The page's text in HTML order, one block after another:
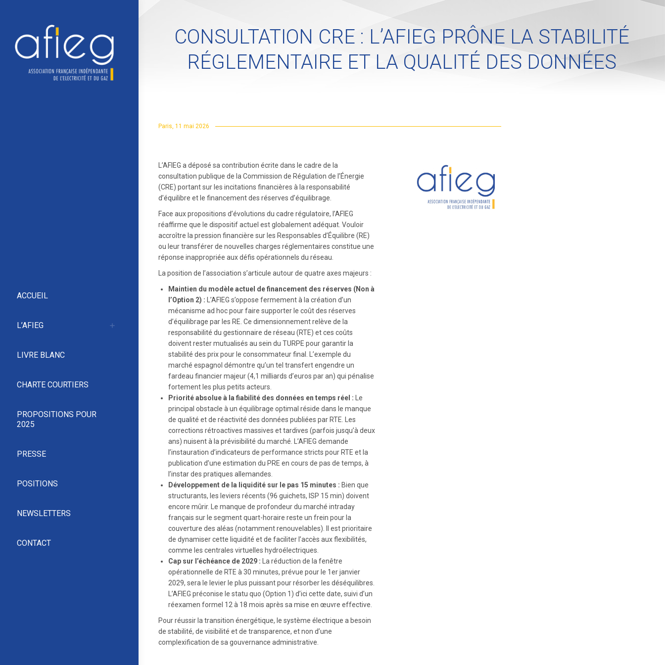
ACCUEIL
L’AFIEG
LIVRE BLANC
CHARTE COURTIERS
PROPOSITIONS POUR
2025
PRESSE
POSITIONS
NEWSLETTERS
CONTACT
CONSULTATION CRE : L’AFIEG PRÔNE LA STABILITÉ
RÉGLEMENTAIRE ET LA QUALITÉ DES DONNÉES
Paris, 11 mai 2026
L’AFIEG a déposé sa contribution écrite dans le cadre de la
consultation publique de la Commission de Régulation de l’Énergie
(CRE) portant sur les incitations financières à la responsabilité
d’équilibre et le financement des réserves d’équilibrage.
Face aux propositions d’évolutions du cadre régulatoire, l’AFIEG
réaffirme que le dispositif actuel est globalement adéquat. Vouloir
accroître la pression financière sur les Responsables d’Équilibre (RE)
ou leur transférer de nouvelles charges réglementaires constitue une
réponse inappropriée aux défis opérationnels du réseau.
La position de l’association s’articule autour de quatre axes majeurs :
Maintien du modèle actuel de financement des réserves (Non à
l’Option 2) : L’AFIEG s’oppose fermement à la création d’un
mécanisme ad hoc pour faire supporter le coût des réserves
d’équilibrage par les RE. Ce dimensionnement relève de la
responsabilité du gestionnaire de réseau (RTE) et ces coûts
doivent rester mutualisés au sein du TURPE pour garantir la
stabilité des prix pour le consommateur final. L’exemple du
marché espagnol démontre qu’un tel transfert engendre un
fardeau financier majeur (4,1 milliards d’euros par an) qui pénalise
fortement les plus petits acteurs.
Priorité absolue à la fiabilité des données en temps réel : Le
principal obstacle à un équilibrage optimal réside dans le manque
de qualité et de réactivité des données publiées par RTE. Les
corrections rétroactives massives et tardives (parfois jusqu’à deux
ans) nuisent à la prévisibilité du marché. L’AFIEG demande
l’instauration d’indicateurs de performance stricts pour RTE et la
publication d’une estimation du PRE en cours de pas de temps, à
l’instar des pratiques allemandes.
Développement de la liquidité sur le pas 15 minutes : Bien que
structurants, les leviers récents (96 guichets, ISP 15 min) doivent
encore mûrir. Le manque de profondeur du marché intraday
français sur le segment quart-horaire reste un frein pour la
couverture des aléas (notamment renouvelables). Il est prioritaire
de dynamiser cette liquidité et de faciliter l’accès aux flexibilités,
comme les centrales virtuelles hydroélectriques.
Cap sur l’échéance de 2029 : La réduction de la fenêtre
opérationnelle de RTE à 30 minutes, prévue pour le 1er janvier
2029, sera le levier le plus puissant pour résorber les déséquilibres.
L’AFIEG préconise le statu quo (Option 1) d’ici cette date, suivi d’un
réexamen formel 12 à 18 mois après sa mise en œuvre effective.
Pour réussir la transition énergétique, le système électrique a besoin
de stabilité, de visibilité et de transparence, et non d’une
complexification de sa gouvernance administrative.